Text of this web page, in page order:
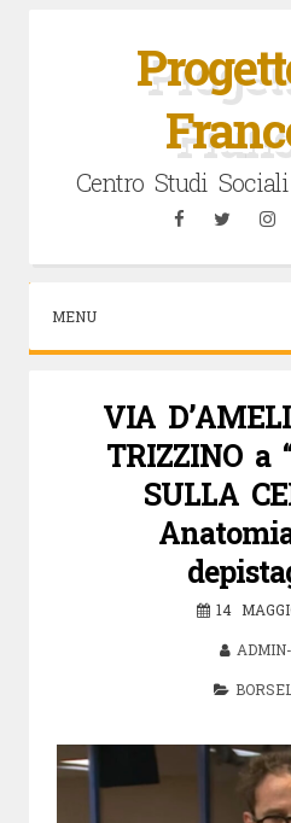
Centro Studi
FacebookTwitter
MENU
VIA
TRIZZINO a
SULLA
14